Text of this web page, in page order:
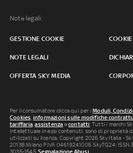
Note legali:
GESTIONE COOKIE
NOTE LEGALI
OFFERTA SKY MEDIA
Per il consumatore clicca qui per iModuli,
Cookies, informazioni sulle modifiche
tariffaria,assistenza econtatti. Tutti i marchi
intellettuale in essi contenuti, sono di proprietà
utilizzati su licenza. Copyright 2026 Sky Italia -
20138 Milano P.IVA 04619241005. SkyTG24: ISSN
3035-1545.Segnalazione Abusi